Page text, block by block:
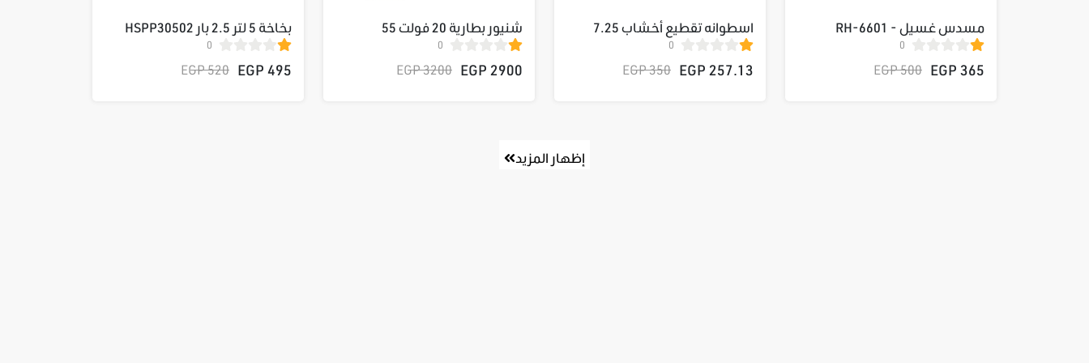
مسدس غسيل - RH-6601
0
365 EGP
500 EGP
اسطوانه تقطيع أخشاب 7.25
بوصه 60سن ETCT118513
0
257.13 EGP
350 EGP
شنيور بطارية 20 فولت 55
0
2900 EGP
3200 EGP
بخاخة 5 لتر 2.5 بار HSPP30502
0
495 EGP
520 EGP
إظهار المزيد